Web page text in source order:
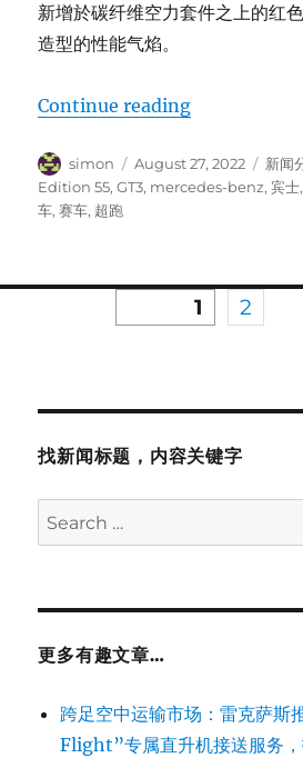
新增於碳纤维空力套件之上的红
造型的性能气焰。
Continue reading“Mercedes-
Author
simon
Posted
on
August 27, 2022 新闻
Edition 55,GT3, mercedes-benz,宾士
车,赛车, 超跑
PAGE1 PAGE
2
找新闻标题，内容关键字
Search
for:
更多有趣文章…
跨足空中运输市场：雷克萨斯
Flight”专属直升机接送服务